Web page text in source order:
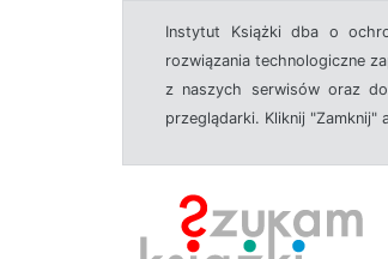
Instytut Książki dba o
rozwiązania technologiczne
z naszych serwisów oraz
przeglądarki. Kliknij